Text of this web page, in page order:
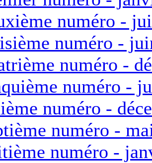
numéro -
numéro -
numéro -
numéro -
numéro -
numéro -
numéro -